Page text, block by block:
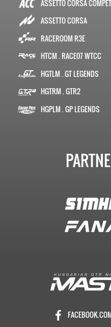
ASSETTO CORSA
ASSETTO CORSA
RACEROOM R3E
HTCM . RACE07 WTCC
HGTLM . GT LEGENDS
HGTRM . GTR2
HGPLM . GP LEGENDS
H U N G A R I A N G T R M A